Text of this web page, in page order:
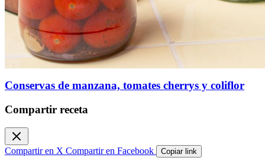
Conservas de manzana, tomates cherrys y coliflor
Compartir receta
Compartir en X Compartir en Facebook Copiar link